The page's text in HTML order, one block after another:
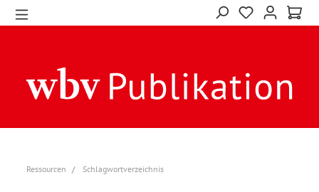
Ressourcen Schlagwortverzeichnis